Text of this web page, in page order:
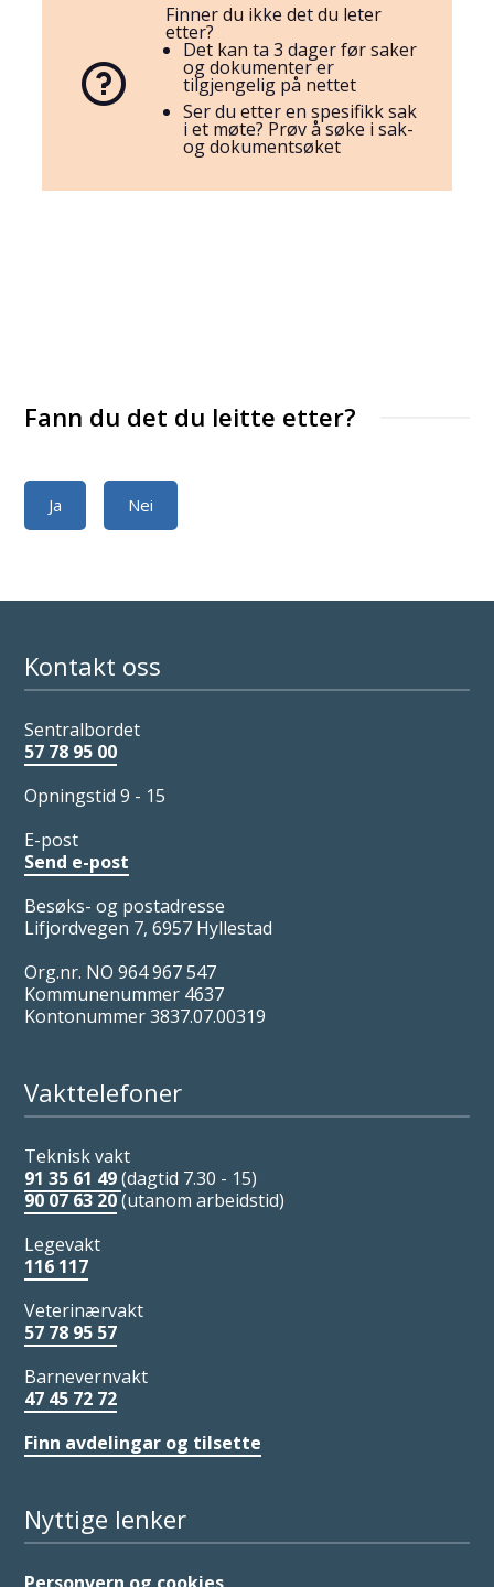
Finner du ikke det du leter
etter?
Det kan ta 3 dager før saker
og dokumenter er
tilgjengelig på nettet
Ser du etter en spesifikk sak
i et møte? Prøv å søke i sak-
og dokumentsøket
Fann du det du leitte etter?
Ja Nei
Kontakt oss
Sentralbordet
57 78 95 00
Opningstid 9 - 15
E-post
Send e-post
Besøks- og postadresse
Lifjordvegen 7, 6957 Hyllestad
Org.nr. NO 964 967 547
Kommunenummer 4637
Kontonummer 3837.07.00319
Vakttelefoner
Teknisk vakt
91 35 61 49(dagtid 7.30 - 15)
90 07 63 20(utanom arbeidstid)
Legevakt
116 117
Veterinærvakt
57 78 95 57
Barnevernvakt
47 45 72 72
Finn avdelingar og tilsette
Nyttige lenker
Personvern og cookies